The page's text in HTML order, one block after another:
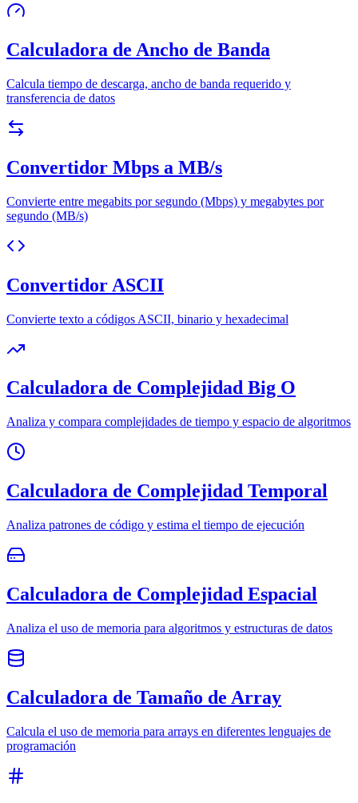
Calculadora de Ancho de Banda
Calcula tiempo de descarga, ancho de banda requerido y
transferencia de datos
Convertidor Mbps a MB/s
Convierte entre megabits por segundo (Mbps) y megabytes por
segundo (MB/s)
Convertidor ASCII
Convierte texto a códigos ASCII, binario y hexadecimal
Calculadora de Complejidad Big O
Analiza y compara complejidades de tiempo y espacio de algoritmos
Calculadora de Complejidad Temporal
Analiza patrones de código y estima el tiempo de ejecución
Calculadora de Complejidad Espacial
Analiza el uso de memoria para algoritmos y estructuras de datos
Calculadora de Tamaño de Array
Calcula el uso de memoria para arrays en diferentes lenguajes de
programación